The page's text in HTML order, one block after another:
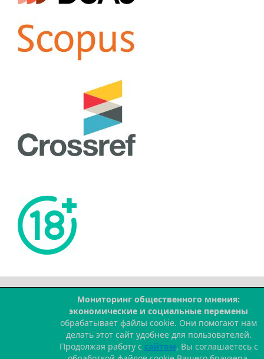
Мониторинг общественного мнения:
экономические и социальные перемены
обрабатывает файлы cookie. Они помогают нам
делать этот сайт удобнее для пользователей.
Продолжая работу с сайтом, Вы соглашаетесь с